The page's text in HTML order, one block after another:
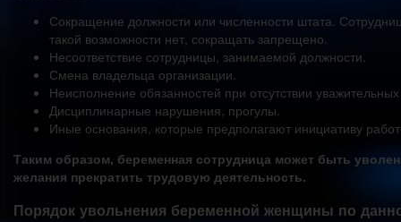
Сокращение должности или численности штата.
такой возможности нет, сокращать запрещено.
Несоответствие сотрудницы, занимаемой должности.
Смена владельца организации.
Неисполнение обязанностей при отсутствии
Дисциплинарные нарушения, прогулы.
Иные основания, которые предполагают инициативу
Таким образом, беременная сотрудница может быть
желания прекратить трудовую деятельность.
Порядок увольнения беременной женщины по